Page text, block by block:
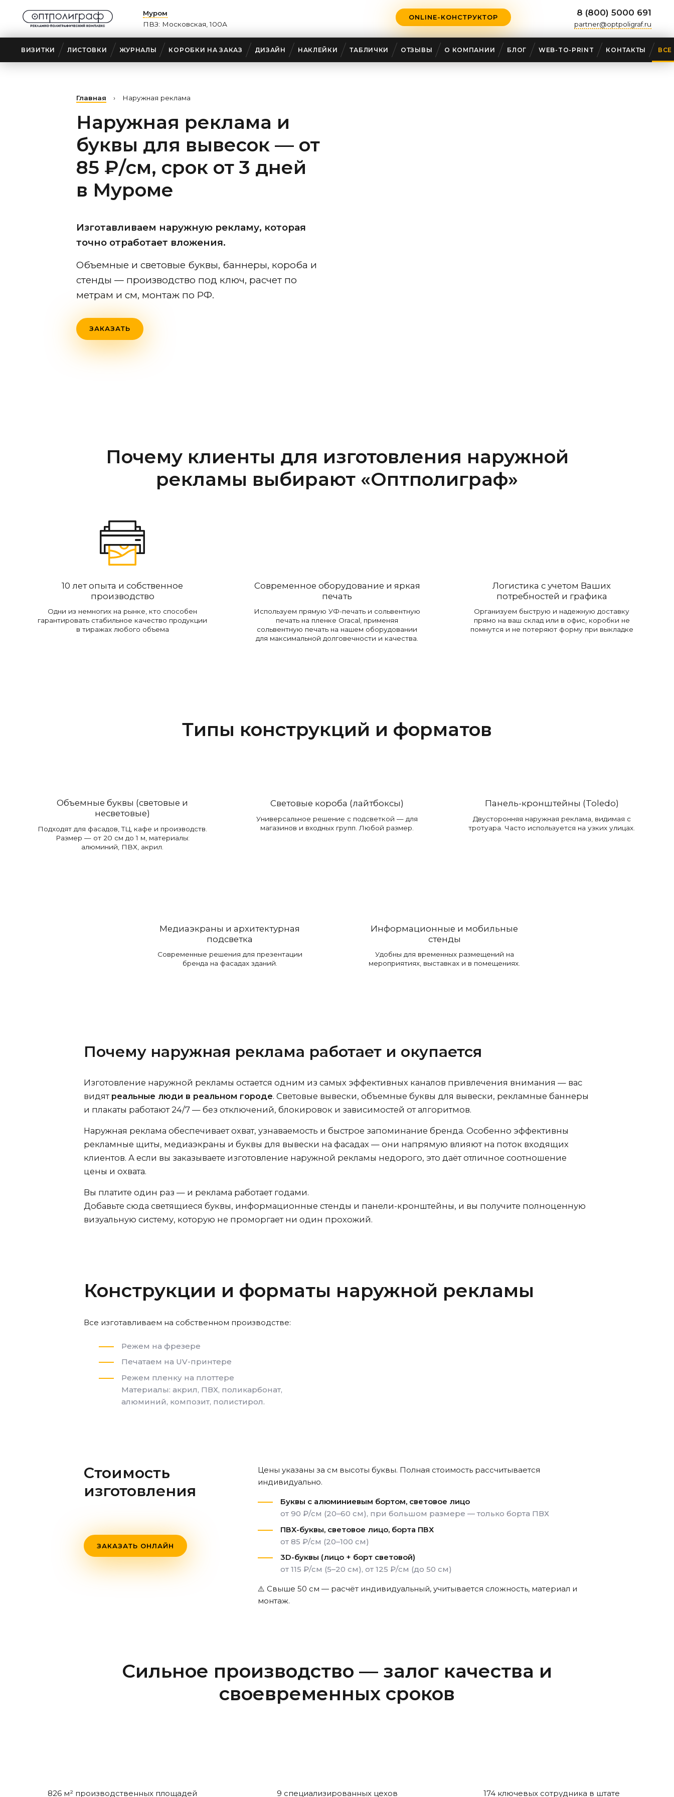
Муром
ПВЗ: Московская, 100А
ONLINE-КОНСТРУКТОР 8 (800) 5000 691
partner@optpoligraf.ru
ВИЗИТКИ ЛИСТОВКИ ЖУРНАЛЫ КОРОБКИ НА ЗАКАЗ ДИЗАЙН НАКЛЕЙКИ ТАБЛИЧКИ ОТЗЫВЫ О КОМПАНИИ БЛОГ WEB-TO-PRINT КОНТАКТЫ ВСЕ
Главная › Наружная реклама
Наружная реклама и
буквы для вывесок — от
85 ₽/см, срок от 3 дней
в Муроме
Изготавливаем наружную рекламу, которая
точно отработает вложения.
Объемные и световые буквы, баннеры, короба и
стенды — производство под ключ, расчет по
метрам и см, монтаж по РФ.
ЗАКАЗАТЬ
Почему клиенты для изготовления наружной
рекламы выбирают «Оптполиграф»
10 лет опыта и собственное
производство
Одни из немногих на рынке, кто способен
гарантировать стабильное качество продукции
в тиражах любого объема
Современное оборудование и яркая
печать
Используем прямую УФ-печать и сольвентную
печать на пленке Oracal, применяя
сольвентную печать на нашем оборудовании
для максимальной долговечности и качества.
Логистика с учетом Ваших
потребностей и графика
Организуем быструю и надежную доставку
прямо на ваш склад или в офис, коробки не
помнутся и не потеряют форму при выкладке
Типы конструкций и форматов
Объемные буквы (световые и
несветовые)
Подходят для фасадов, ТЦ, кафе и производств.
Размер — от 20 см до 1 м, материалы:
алюминий, ПВХ, акрил.
Световые короба (лайтбоксы)
Универсальное решение с подсветкой — для
магазинов и входных групп. Любой размер.
Панель-кронштейны (Toledo)
Двусторонняя наружная реклама, видимая с
тротуара. Часто используется на узких улицах.
Медиаэкраны и архитектурная
подсветка
Современные решения для презентации
бренда на фасадах зданий.
Информационные и мобильные
стенды
Удобны для временных размещений на
мероприятиях, выставках и в помещениях.
Почему наружная реклама работает и окупается
Изготовление наружной рекламы остается одним из самых эффективных каналов привлечения внимания — вас
видят реальные люди в реальном городе. Световые вывески, объемные буквы для вывески, рекламные баннеры
и плакаты работают 24/7 — без отключений, блокировок и зависимостей от алгоритмов.
Наружная реклама обеспечивает охват, узнаваемость и быстрое запоминание бренда. Особенно эффективны
рекламные щиты, медиаэкраны и буквы для вывески на фасадах — они напрямую влияют на поток входящих
клиентов. А если вы заказываете изготовление наружной рекламы недорого, это даёт отличное соотношение
цены и охвата.
Вы платите один раз — и реклама работает годами.
Добавьте сюда светящиеся буквы, информационные стенды и панели-кронштейны, и вы получите полноценную
визуальную систему, которую не проморгает ни один прохожий.
Конструкции и форматы наружной рекламы
Все изготавливаем на собственном производстве:
Режем на фрезере
Печатаем на UV-принтере
Режем пленку на плоттере
Материалы: акрил, ПВХ, поликарбонат,
алюминий, композит, полистирол.
Стоимость
изготовления
ЗАКАЗАТЬ ОНЛАЙН
Цены указаны за см высоты буквы. Полная стоимость рассчитывается
индивидуально.
Буквы с алюминиевым бортом, световое лицо
от 90 ₽/см (20–60 см), при большом размере — только борта ПВХ
ПВХ-буквы, световое лицо, борта ПВХ
от 85 ₽/см (20–100 см)
3D-буквы (лицо + борт световой)
от 115 ₽/см (5–20 см), от 125 ₽/см (до 50 см)
⚠️ Свыше 50 см — расчёт индивидуальный, учитывается сложность, материал и
монтаж.
Сильное производство — залог качества и
своевременных сроков
826 м² производственных площадей 9 специализированных цехов 174 ключевых сотрудника в штате